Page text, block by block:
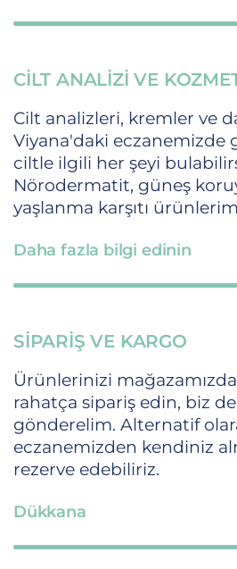
CILT ANALIZI VE
Cilt analizleri, kremler ve
Viyana'daki eczanemizde
ciltle ilgili her şeyi
Nörodermatit, güneş
yaşlanma karşıtı
Daha fazla bilgi edinin
SIPARIŞ VE KARGO
Ürünlerinizi
rahatça sipariş edin, biz
gönderelim. Alternatif
eczanemizden kendiniz
rezerve edebiliriz.
Dükkana